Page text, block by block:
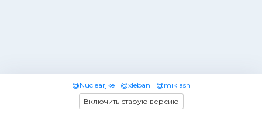
@Nuclearjke @xleban
@miklash
Включить старую версию